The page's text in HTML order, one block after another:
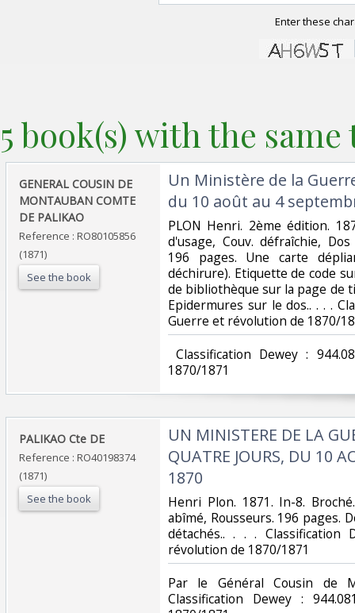
Enter these
5 book(s) with the
‎GENERAL COUSIN DE
MONTAUBAN COMTE
DE PALIKAO‎
Reference : RO80105856
(1871)
See the book
‎Un Ministère de la
du 10 août au 4
‎PLON Henri. 2ème édition.
d'usage, Couv. défraîchie,
196 pages. Une carte
déchirure). Etiquette de code
de bibliothèque sur la page de
Epidermures sur le dos.. . . .
Guerre et révolution de 1870/
Classification Dewey :
1870/1871‎
‎PALIKAO Cte DE‎
Reference : RO40198374
(1871)
See the book
‎UN MINISTERE DE LA
QUATRE JOURS, DU 10
1870‎
‎Henri Plon. 1871. In-8.
abîmé, Rousseurs. 196 pages.
détachés.. . . . Classification
révolution de 1870/1871‎
‎Par le Général Cousin de
Classification Dewey :